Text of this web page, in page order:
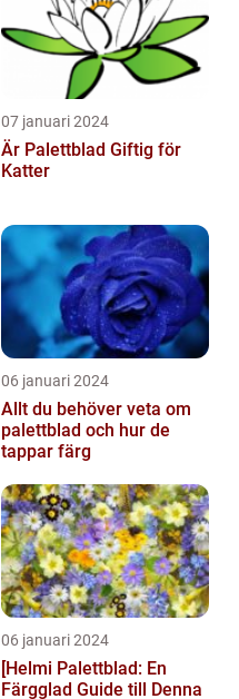
07 januari 2024
Är Palettblad Giftig för
Katter
06 januari 2024
Allt du behöver veta om
palettblad och hur de
tappar färg
06 januari 2024
[Helmi Palettblad: En
Färgglad Guide till Denna